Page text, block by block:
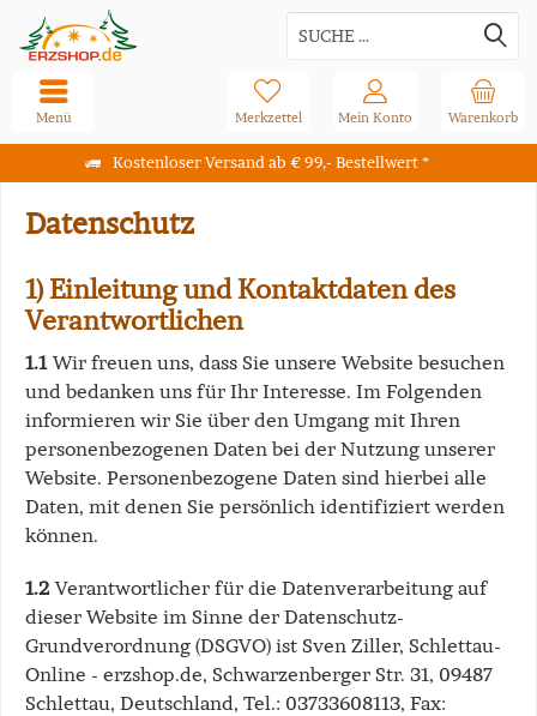
Kostenloser Versand ab € 99,- Bestellwert *
Warenkorb
Merkzettel Mein Konto
Menü
Datenschutz
1) Einleitung und Kontaktdaten des
Verantwortlichen
1.1Wir freuen uns, dass Sie unsere Website besuchen
und bedanken uns für Ihr Interesse. Im Folgenden
informieren wir Sie über den Umgang mit Ihren
personenbezogenen Daten bei der Nutzung unserer
Website. Personenbezogene Daten sind hierbei alle
Daten, mit denen Sie persönlich identifiziert werden
können.
1.2 Verantwortlicher für die Datenverarbeitung auf
dieser Website im Sinne der Datenschutz-
Grundverordnung (DSGVO) ist Sven Ziller, Schlettau-
Online - erzshop.de, Schwarzenberger Str. 31, 09487
Schlettau, Deutschland, Tel.: 03733608113, Fax: